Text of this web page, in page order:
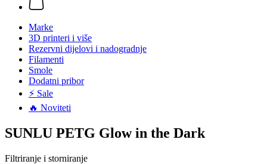
Marke
3D printeri i više
Rezervni dijelovi i nadogradnje
Filamenti
Smole
Dodatni pribor
⚡ Sale
🔥 Noviteti
SUNLU PETG Glow in the Dark
Filtriranje i storniranje